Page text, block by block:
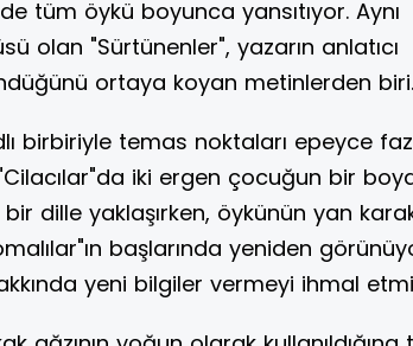
tüm öykü boyunca yansıtıyor. Aynı
olan "Sürtünenler", yazarın anlatıcı
ortaya koyan metinlerden biri.
birbiriyle temas noktaları epeyce
iki ergen çocuğun bir
dille yaklaşırken, öykünün yan
başlarında yeniden
yeni bilgiler vermeyi ihmal